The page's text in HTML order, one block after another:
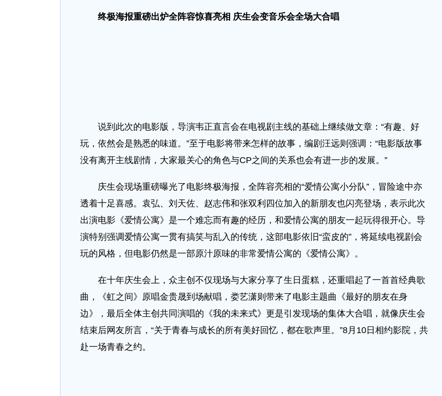
终极海报重磅出炉全阵容惊喜亮相 庆生会变音乐会全场大合唱
说到此次的电影版，导演韦正直言会在电视剧主线的基础上继续做文章：“有趣、好
玩，依然会是熟悉的味道。”至于电影将带来怎样的故事，编剧汪远则强调：“电影版故事
没有离开主线剧情，大家最关心的角色与CP之间的关系也会有进一步的发展。”
庆生会现场重磅曝光了电影终极海报，全阵容亮相的“爱情公寓小分队”，冒险途中亦
透着十足喜感。袁弘、刘天佐、赵志伟和张双利四位加入的新朋友也闪亮登场，表示此次
出演电影《爱情公寓》是一个难忘而有趣的经历，和爱情公寓的朋友一起玩得很开心。导
演特别强调爱情公寓一贯有搞笑与乱入的传统，这部电影依旧“蛮皮的”，将延续电视剧会
玩的风格，但电影仍然是一部原汁原味的非常爱情公寓的《爱情公寓》。
在十年庆生会上，众主创不仅现场与大家分享了生日蛋糕，还重唱起了一首首经典歌
曲，《虹之间》原唱金贵晟到场献唱，娄艺潇则带来了电影主题曲《最好的朋友在身
边》，最后全体主创共同演唱的《我的未来式》更是引发现场的集体大合唱，就像庆生会
结束后网友所言，“关于青春与成长的所有美好回忆，都在歌声里。”8月10日相约影院，共
赴一场青春之约。